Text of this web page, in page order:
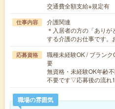
交通費全額支給※規定有
仕事内容
介護関連
＊入居者の方の「あり
する介護のお仕事です
応募資格
職種未経験OK / ブラン
要
無資格・未経験OK年齢
不要です▽応募後の流れ
職場の雰囲気